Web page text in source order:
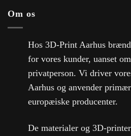
Om os
Hos 3D-Print Aarhus
for vores kunder, uanset
privatperson. Vi driver
Aarhus og anvender
europæiske producenter.
De materialer og 3D-